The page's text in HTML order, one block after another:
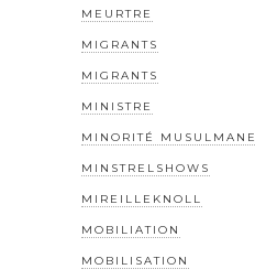
MEURTRE
MIGRANTS
MIGRANTS
MINISTRE
MINORITÉ MUSULMANE
MINSTRELSHOWS
MIREILLEKNOLL
MOBILIATION
MOBILISATION